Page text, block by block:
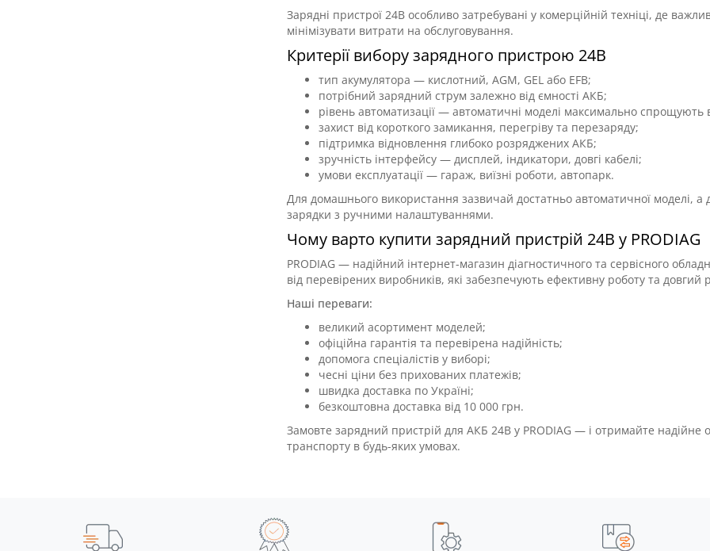
Зарядні пристрої 24В особливо затребувані у комерційній техніці, де
мінімізувати витрати на обслуговування.
Критерії вибору зарядного пристрою 24В
тип акумулятора — кислотний, AGM, GEL або EFB;
потрібний зарядний струм залежно від ємності АКБ;
рівень автоматизації — автоматичні моделі максимально спрощують
захист від короткого замикання, перегріву та перезаряду;
підтримка відновлення глибоко розряджених АКБ;
зручність інтерфейсу — дисплей, індикатори, довгі кабелі;
умови експлуатації — гараж, виїзні роботи, автопарк.
Для домашнього використання зазвичай достатньо автоматичної моделі,
зарядки з ручними налаштуваннями.
Чому варто купити зарядний пристрій 24В у PRODIAG
PRODIAG — надійний інтернет-магазин діагностичного та сервісного
від перевірених виробників, які забезпечують ефективну роботу та довгий
Наші переваги:
великий асортимент моделей;
офіційна гарантія та перевірена надійність;
допомога спеціалістів у виборі;
чесні ціни без прихованих платежів;
швидка доставка по Україні;
безкоштовна доставка від 10 000 грн.
Замовте зарядний пристрій для АКБ 24В у PRODIAG — і отримайте
транспорту в будь-яких умовах.